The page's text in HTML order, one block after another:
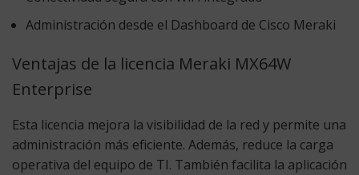
Administración desde el Dashboard de Cisco Meraki
Ventajas de la licencia Meraki MX64W
Enterprise
Esta licencia mejora la visibilidad de la red y permite una
administración más eficiente. Además, reduce la carga
operativa del equipo de TI. También facilita la aplicación